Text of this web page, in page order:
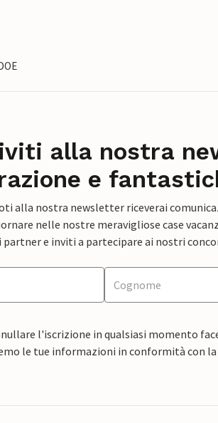
alla nostra
e
alla nostra newsletter riceverai
nelle nostre meravigliose case
partner e inviti a partecipare ai nostri
l'iscrizione in qualsiasi momento
le tue informazioni in conformità con